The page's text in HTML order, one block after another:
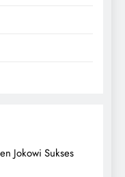
Jokowi Sukses